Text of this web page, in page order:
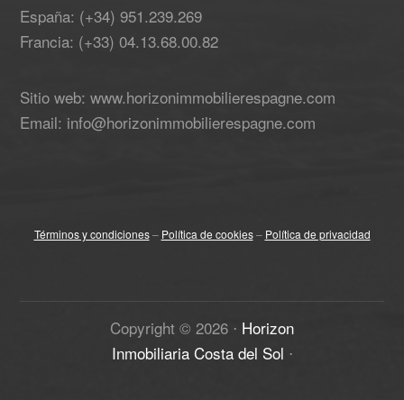
España: (+34) 951.239.269
Francia: (+33) 04.13.68.00.82
Sitio web: www.horizonimmobilierespagne.com
Email: info@horizonimmobilierespagne.com
Términos y condiciones– Política de cookies– Política de privacidad
Copyright © 2026 ⋅ Horizon
Inmobiliaria Costa del Sol ⋅